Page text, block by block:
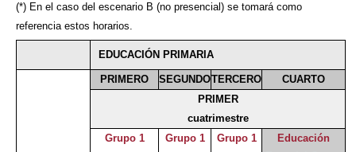
(*) En el caso del escenario B (no presencial) se tomará como
referencia estos horarios.
EDUCACIÓN PRIMARIA
PRIMERO SEGUNDOTERCERO
CUARTO
PRIMER
cuatrimestre
Grupo 1
Grupo 1 Grupo 1
Educación